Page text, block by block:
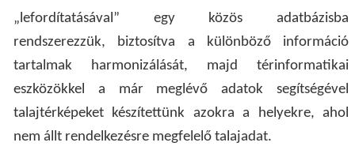
„lefordítatásával” egy közös adatbázisba
rendszerezzük, biztosítva a különböző információ
tartalmak harmonizálását, majd térinformatikai
eszközökkel a már meglévő adatok segítségével
talajtérképeket készítettünk azokra a helyekre, ahol
nem állt rendelkezésre megfelelő talajadat.